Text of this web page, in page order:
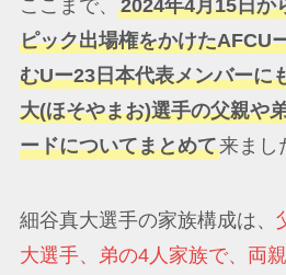
ここまで、 2024年4月15日か
ピック出場権をかけたAFCU
むUー23日本代表メンバーに
大(ほそやまお)選手の父親や
ードについてまとめて来まし
細谷真大選手の家族構成は、
大選手、弟の4人家族で、両